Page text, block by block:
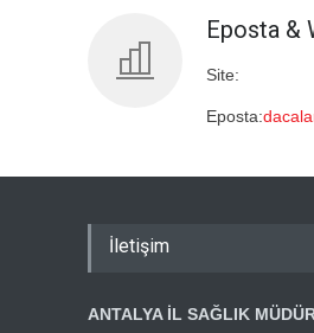
Eposta &
Site:
Eposta:
İletişim
ANTALYA İL SAĞLIK